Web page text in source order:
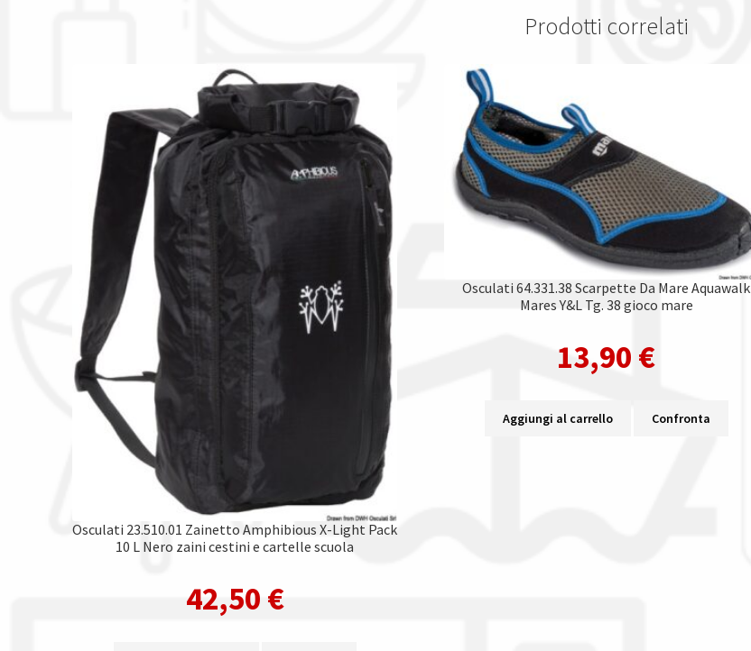
Prodotti correlati
Osculati 23.510.01 Zainetto Amphibious X-Light Pack
10 L Nero zaini cestini e cartelle scuola
42,50 €
Osculati 64.331.38 Scarpette Da Mare Aquawalk
Mares Y&L Tg. 38 gioco mare
13,90 €
Aggiungi al carrello Confronta